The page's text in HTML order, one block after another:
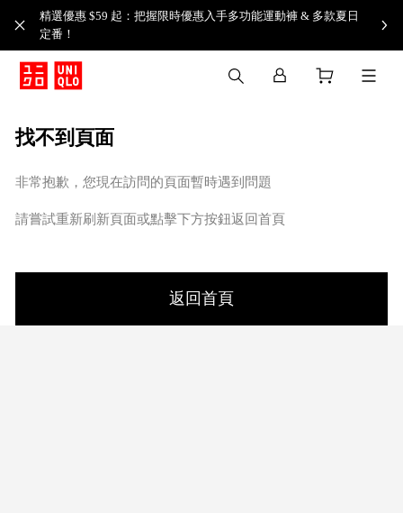
精選優惠 $59 起：把握限時優惠入手多功能運動褲 & 多款夏日
定番！​
找不到頁面
非常抱歉，您現在訪問的頁面暫時遇到問題
請嘗試重新刷新頁面或點擊下方按鈕返回首頁
返回首頁